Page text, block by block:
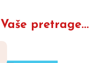
pretrage...